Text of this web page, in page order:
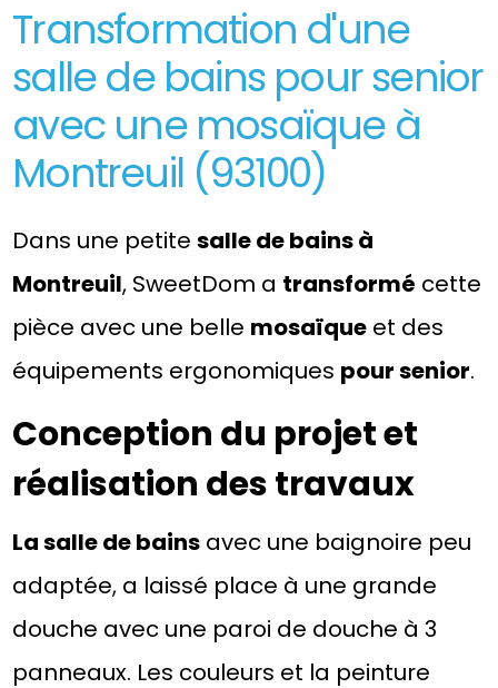
Transformation d'une
salle de bains pour senior
avec une mosaïque à
Montreuil (93100)
Dans une petitesalle de bains à
Montreuil, SweetDom a transformé cette
pièce avec une belle mosaïque et des
équipements ergonomiques pour senior.
Conception du projet et
réalisation des travaux
La salle de bains avec une baignoire peu
adaptée, a laissé place à une grande
douche avec une paroi de douche à 3
panneaux. Les couleurs et la peinture